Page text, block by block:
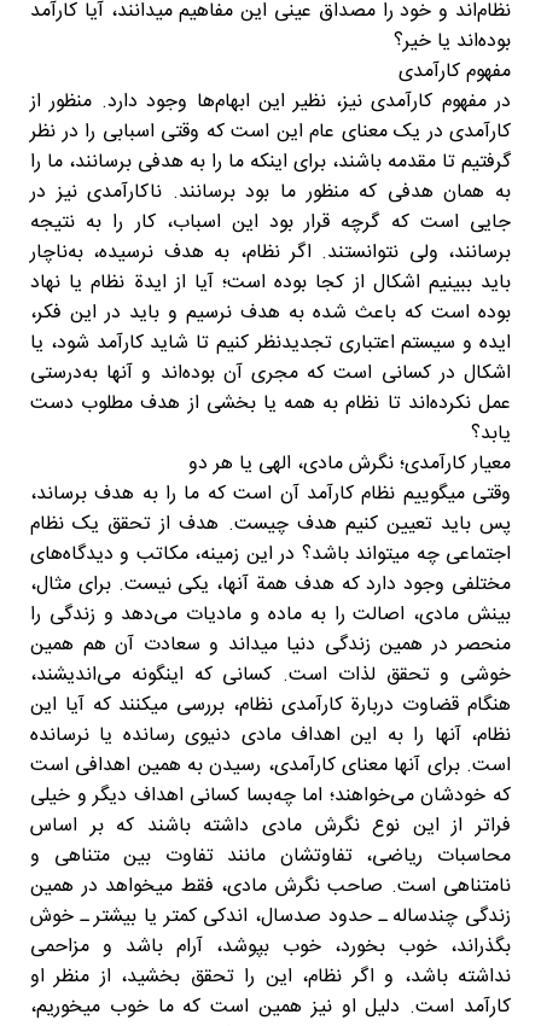
نظام‌اند و خود را مصداق عینی این مفاهیم میدانند، آیا کارآمد
بوده‌اند یا خیر؟
مفهوم کارآمدی
در مفهوم کارآمدی نیز، نظیر این ابهام‌ها وجود دارد. منظور از
کارآمدی در یک معنای عام این است که وقتی اسبابی را در نظر
گرفتیم تا مقدمه باشند، برای اینکه ما را به هدفی برسانند، ما را
به همان هدفی که منظور ما بود برسانند. ناکارآمدی نیز در
جایی است که گرچه قرار بود این اسباب، کار را به نتیجه
برسانند، ولی نتوانستند. اگر نظام، به هدف نرسیده، به‌ناچار
باید ببینیم اشکال از کجا بوده است؛ آیا از ایدة نظام یا نهاد
بوده است که باعث شده به هدف نرسیم و باید در این فکر،
ایده و سیستم اعتباری تجدیدنظر کنیم تا شاید کارآمد شود، یا
اشکال در کسانی است که مجری آن بوده‌اند و آنها به‌درستی
عمل نکرده‌اند تا نظام به همه یا بخشی از هدف مطلوب دست
یابد؟
معیار کارآمدی؛ نگرش مادی، الهی یا هر دو
وقتی میگوییم نظام کارآمد آن است که ما را به هدف برساند،
پس باید تعیین کنیم هدف چیست. هدف از تحقق یک نظام
اجتماعی چه میتواند باشد؟ در این زمینه، مکاتب و دیدگاه‌های
مختلفی وجود دارد که هدف همة آنها، یکی نیست. برای مثال،
بینش مادی، اصالت را به ماده و مادیات می‌دهد و زندگی را
منحصر در همین زندگی دنیا میداند و سعادت آن هم همین
خوشی و تحقق لذات است. کسانی که اینگونه می‌اندیشند،
هنگام قضاوت دربارة کارآمدی نظام، بررسی میکنند که آیا این
نظام، آنها را به این اهداف مادی دنیوی رسانده یا نرسانده
است. برای آنها معنای کارآمدی، رسیدن به همین اهدافی است
که خودشان می‌خواهند؛ اما چه‌بسا کسانی اهداف دیگر و خیلی
فراتر از این نوع نگرش مادی داشته باشند که بر اساس
محاسبات ریاضی، تفاوتشان مانند تفاوت بین متناهی و
نامتناهی است. صاحب نگرش مادی، فقط میخواهد در همین
زندگی چندساله ـ حدود صدسال، اندکی کمتر یا بیشتر ـ خوش
بگذراند، خوب بخورد، خوب بپوشد، آرام باشد و مزاحمی
نداشته باشد، و اگر نظام، این را تحقق بخشید، از منظر او
کارآمد است. دلیل او نیز همین است که ما خوب میخوریم،